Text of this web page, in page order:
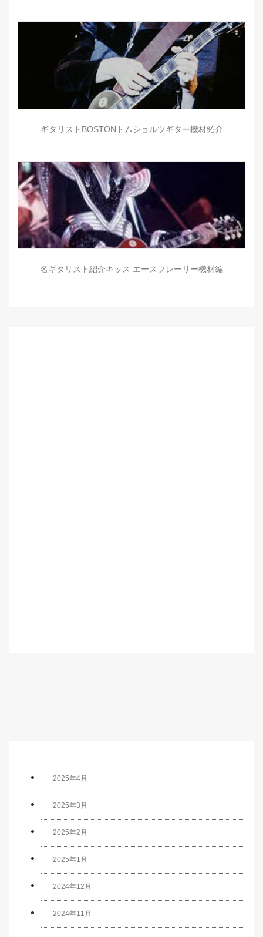
ギタリストBOSTONトムショルツギター機材紹介
名ギタリスト紹介キッス エースフレーリー機材編
2025年4月
2025年3月
2025年2月
2025年1月
2024年12月
2024年11月